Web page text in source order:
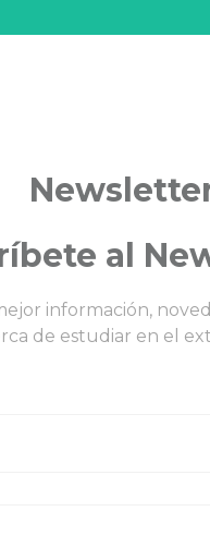
al
información,
de estudiar en el